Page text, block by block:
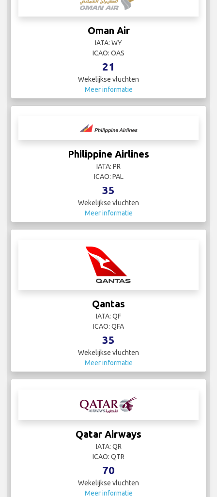
Oman Air
IATA: WY
ICAO: OAS
21
Wekelijkse vluchten
Meer informatie
Philippine Airlines
IATA: PR
ICAO: PAL
35
Wekelijkse vluchten
Meer informatie
Qantas
IATA: QF
ICAO: QFA
35
Wekelijkse vluchten
Meer informatie
Qatar Airways
IATA: QR
ICAO: QTR
70
Wekelijkse vluchten
Meer informatie